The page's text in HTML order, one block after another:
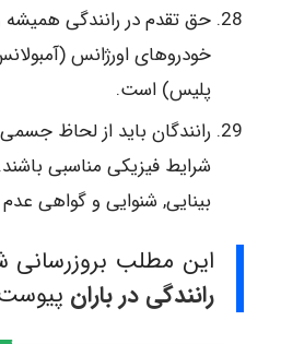
حق تقدم در رانندگی
خودروهای اورژانس
پلیس) است.
رانندگان باید از لحاظ
شرایط فیزیکی مناسبی
بینایی, شنوایی و گواهی
این مطلب
رانندگی در باران